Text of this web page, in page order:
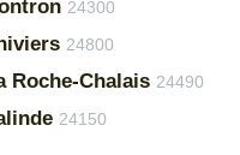
24300
24800
Roche-Chalais 24490
24150